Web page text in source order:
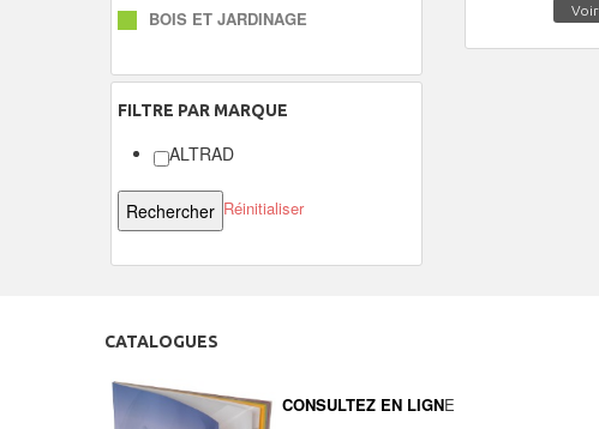
BOIS ET JARDINAGE
FILTRE PAR MARQUE
ALTRAD
Réinitialiser
Voir
CATALOGUES
CONSULTEZ EN LIGNE